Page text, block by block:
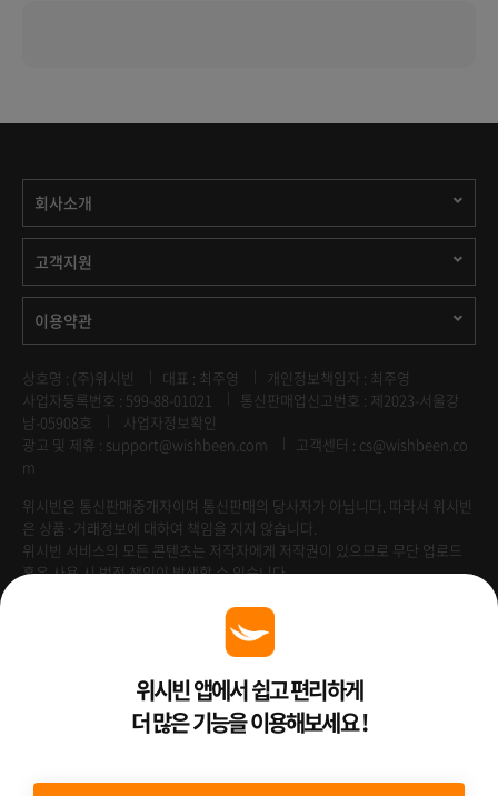
회사소개
고객지원
이용약관
상호명 : (주)위시빈 대표 : 최주영
개인정보책임자 : 최주영
사업자등록번호 : 599-88-01021
통신판매업신고번호 : 제2023-서울강
남-05908호
사업자정보확인
광고 및 제휴 : support@wishbeen.com
고객센터 : cs@wishbeen.co
m
위시빈은 통신판매중개자이며 통신판매의 당사자가 아닙니다. 따라서 위시빈
은 상품·거래정보에 대하여 책임을 지지 않습니다.
위시빈 서비스의 모든 콘텐츠는 저작자에게 저작권이 있으므로 무단 업로드
혹은 사용 시 법적 책임이 발생할 수 있습니다.
Venture Enterprise위시빈 앱에서 쉽고 편리하게
더 많은 기능을 이용해보세요 !